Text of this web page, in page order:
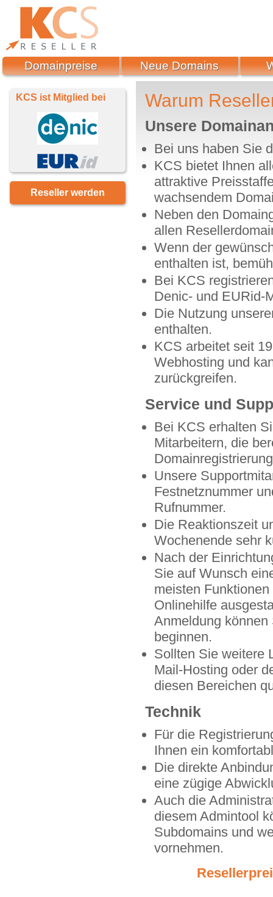
Warum
Unsere
Bei uns haben Sie
KCS bietet Ihnen
attraktive
wachsendem
Neben den
allen
Wenn der
enthalten ist,
Bei KCS
Denic- und EURid-
Die Nutzung
enthalten.
KCS arbeitet seit
Webhosting und
zurückgreifen.
Service und
Bei KCS erhalten
Mitarbeitern, die
Unsere
Festnetznummer
Rufnummer.
Die Reaktionszeit
Wochenende sehr
Nach der
Sie auf Wunsch
meisten
Onlinehilfe
Anmeldung
beginnen.
Sollten Sie weitere
Mail-Hosting oder
diesen Bereichen
Technik
Für die
Ihnen ein
Die direkte
eine zügige
Auch die
diesem Admintool
Subdomains und
vornehmen.
KCS ist Mitglied bei
Reseller werden
Domainpreise Neue Domains